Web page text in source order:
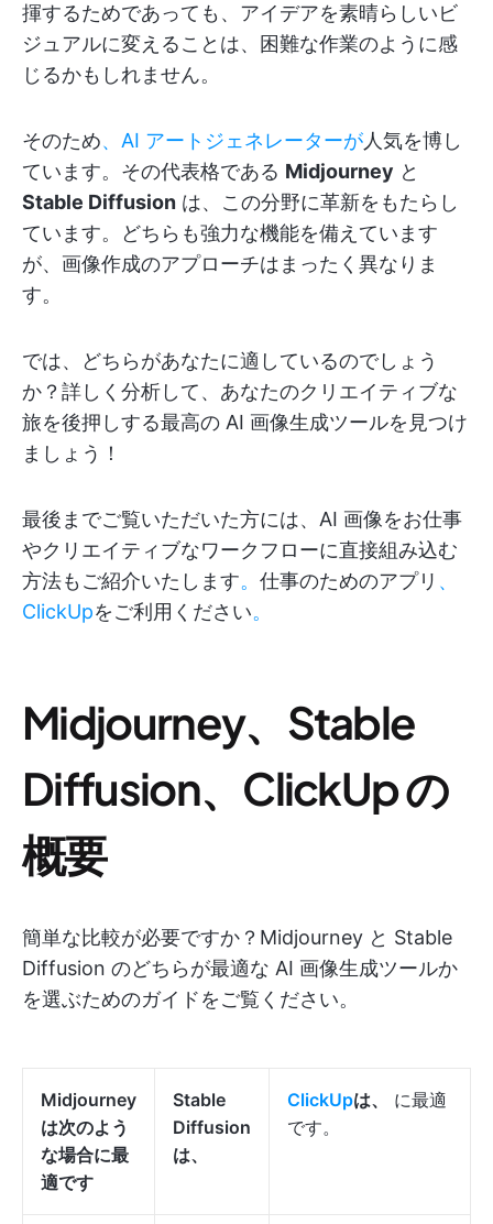
揮するためであっても、アイデアを素晴らしいビ
ジュアルに変えることは、困難な作業のように感
じるかもしれません。
そのため、AI アートジェネレーターが人気を博し
ています。その代表格である Midjourney と
Stable Diffusion は、この分野に革新をもたらし
ています。どちらも強力な機能を備えています
が、画像作成のアプローチはまったく異なりま
す。
では、どちらがあなたに適しているのでしょう
か？詳しく分析して、あなたのクリエイティブな
旅を後押しする最高の AI 画像生成ツールを見つけ
ましょう！
最後までご覧いただいた方には、AI 画像をお仕事
やクリエイティブなワークフローに直接組み込む
方法もご紹介いたします。 仕事のためのアプリ 、
ClickUpをご利用ください。
Midjourney、Stable
Diffusion、ClickUp の
概要
簡単な比較が必要ですか？Midjourney と Stable
Diffusion のどちらが最適な AI 画像生成ツールか
を選ぶためのガイドをご覧ください。
Midjourney
は次のよう
な場合に最
適です
Stable
Diffusion
は、
ClickUpは、
に最適
です。